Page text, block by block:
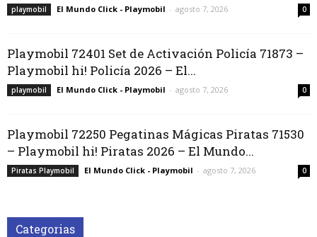
playmobil El Mundo Click - Playmobil - agosto 7, 2026 0
Playmobil 72401 Set de Activación Policía 71873 –
Playmobil hi! Policía 2026 – El...
playmobil El Mundo Click - Playmobil - agosto 7, 2026 0
Playmobil 72250 Pegatinas Mágicas Piratas 71530
– Playmobil hi! Piratas 2026 – El Mundo...
Piratas Playmobil El Mundo Click - Playmobil - agosto 7, 2026 0
Categorias